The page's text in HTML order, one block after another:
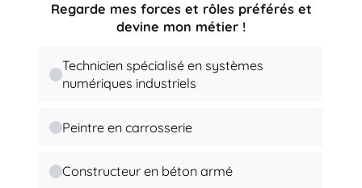
Regarde mes forces et rôles préférés et
devine mon métier !
Technicien spécialisé en systèmes
numériques industriels
Peintre en carrosserie
Constructeur en béton armé